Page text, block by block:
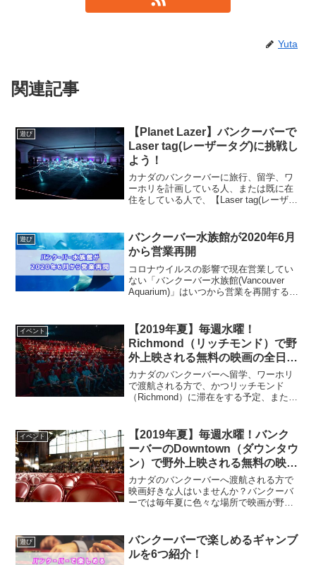
Yuta
関連記事
遊び
【Planet Lazer】バンクーバーで
Laser tag(レーザータグ)に挑戦し
よう！
カナダのバンクーバーに旅行、留学、ワ
ーホリを計画している人、または既に在
住をしている人で、【Laser tag(レーザー
つのレーザータグを楽しむことができる
施設がある...
遊び
バンクーバー水族館が2020年6月
から営業再開
コロナウイルスの影響で現在営業してい
ない「バンクーバー水族館(Vancouver
Aquarium)」はいつから営業を再開するの
カナダのバンクーバーに3年間在住をし...
イベント
【2019年夏】毎週水曜！
Richmond（リッチモンド）で野
外上映される無料の映画の全日
程！
カナダのバンクーバーへ留学、ワーホリ
で渡航される方で、かつリッチモンド
（Richmond）に滞在をする予定、または
外上映され、無料で見ることが出来ます‼️
今回は2019...
イベント
【2019年夏】毎週水曜！バンク
ーバーのDowntown（ダウンタウ
ン）で野外上映される無料の映画
の全日程！
カナダのバンクーバーへ渡航される方で
映画好きな人はいませんか？バンクーバ
ーでは毎年夏に色々な場所で映画が野外
Downtown（ダウンタウン）で、野外上映
される映画の内容...
遊び
バンクーバーで楽しめるギャンブ
ルを6つ紹介！